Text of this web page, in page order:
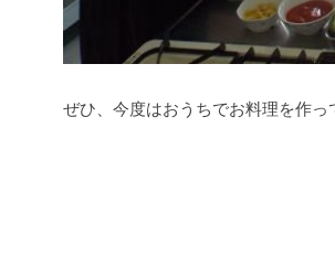
ぜひ、今度はおうちでお料理を作